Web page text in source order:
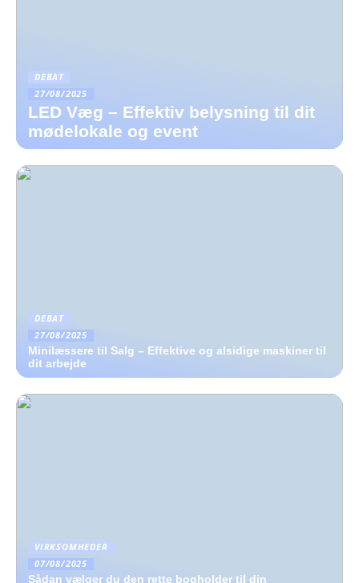
DEBAT
27/08/2025
LED Væg – Effektiv belysning til dit
mødelokale og event
DEBAT
27/08/2025
Minilæssere til Salg – Effektive og alsidige maskiner til
dit arbejde
VIRKSOMHEDER
07/08/2025
Sådan vælger du den rette bogholder til din